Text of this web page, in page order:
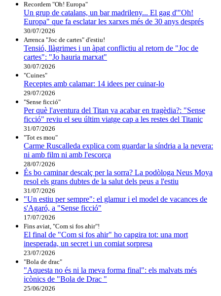
Recordem "Oh! Europa"
Un grup de catalans, un bar madrileny... El gag d'"Oh!
Europa" que fa esclatar les xarxes més de 30 anys després
30/07/2026
Arrenca "Joc de cartes" d'estiu!
Tensió, llàgrimes i un àpat conflictiu al retorn de "Joc de
cartes": "Jo hauria marxat"
30/07/2026
"Cuines"
Receptes amb calamar: 14 idees per cuinar-lo
29/07/2026
"Sense ficció"
Per què l'aventura del Titan va acabar en tragèdia?: "Sense
ficció" reviu el seu últim viatge cap a les restes del Titanic
31/07/2026
"Tot es mou"
Carme Ruscalleda explica com guardar la síndria a la nevera:
ni amb film ni amb l'escorça
28/07/2026
És bo caminar descalç per la sorra? La podòloga Neus Moya
resol els grans dubtes de la salut dels peus a l'estiu
31/07/2026
"Un estiu per sempre": el glamur i el model de vacances de
s'Agaró, a "Sense ficció"
17/07/2026
Fins aviat, "Com si fos ahir"!
El final de "Com si fos ahir" ho capgira tot: una mort
inesperada, un secret i un comiat sorpresa
23/07/2026
"Bola de drac"
"Aquesta no és ni la meva forma final": els malvats més
icònics de "Bola de Drac "
25/06/2026